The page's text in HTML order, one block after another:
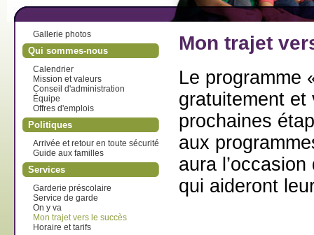
Gallerie photos
Qui sommes-nous
Calendrier
Mission et valeurs
Conseil d'administration
Équipe
Offres d'emplois
Politiques
Arrivée et retour en toute sécurité
Guide aux familles
Services
Garderie préscolaire
Service de garde
On y va
Mon trajet vers le succès
Horaire et tarifs
Mon trajet
Le programme
gratuitement et
prochaines
aux
aura
qui aideront